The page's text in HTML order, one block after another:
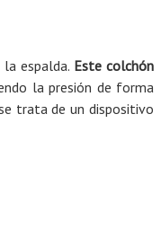
espalda. Este colchón
la presión de forma
trata de un dispositivo